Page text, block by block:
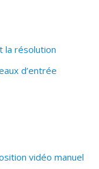
la résolution
d’entrée
vidéo manuel